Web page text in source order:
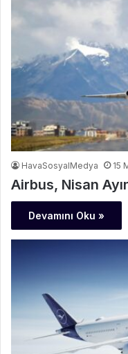
HavaSosyalMedya 15
Airbus, Nisan
Devamını Oku »